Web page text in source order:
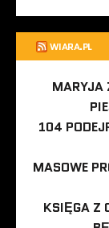
WIARA.PL
MARYJA
104
MASOWE
KSIĘGA Z